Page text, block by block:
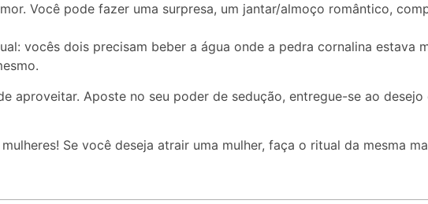
Você pode fazer uma surpresa, um jantar/almoço romântico,
vocês dois precisam beber a água onde a pedra cornalina estava
aproveitar. Aposte no seu poder de sedução, entregue-se ao
Se você deseja atrair uma mulher, faça o ritual da mesma